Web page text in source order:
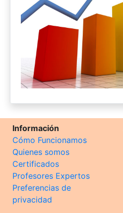
Información
Cómo Funcionamos
Quienes somos
Certificados
Profesores Expertos
Preferencias de
privacidad